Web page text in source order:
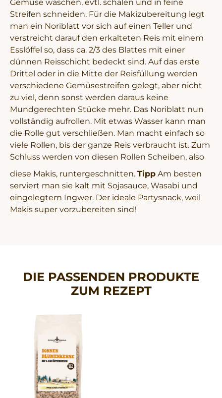
Gemüse waschen, evtl. schälen und in feine
Streifen schneiden. Für die Makizubereitung legt
man ein Noriblatt vor sich auf einen Teller und
verstreicht darauf den erkalteten Reis mit einem
Esslöffel so, dass ca. 2/3 des Blattes mit einer
dünnen Reisschicht bedeckt sind. Auf das erste
Drittel oder in die Mitte der Reisfüllung werden
verschiedene Gemüsestreifen gelegt, aber nicht
zu viel, denn sonst werden daraus keine
Mundgerechten Stücke mehr. Das Noriblatt nun
vollständig aufrollen. Mit etwas Wasser kann man
die Rolle gut verschließen. Man macht einfach so
viele Rollen, bis der ganze Reis verbraucht ist. Zum
Schluss werden von diesen Rollen Scheiben, also
diese Makis, runtergeschnitten. Tipp Am besten
serviert man sie kalt mit Sojasauce, Wasabi und
eingelegtem Ingwer. Der ideale Partysnack, weil
Makis super vorzubereiten sind!
DIE PASSENDEN PRODUKTE
ZUM REZEPT